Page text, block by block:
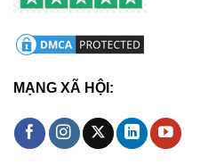
MẠNG XÃ HỘI: